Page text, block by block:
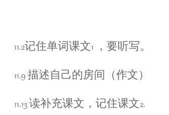
11.2记住单词课文1 ，要听写。
11.9 描述自己的房间（作文）
11.13 读补充课文，记住课文2.